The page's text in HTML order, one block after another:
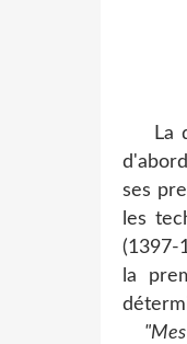
La
ses
les
(1397-
la